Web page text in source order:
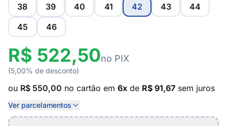
38 39 40 41 42 43
44
45
46
R$ 522,50no PIX
(5,00% de desconto)
ou R$ 550,00 no cartão em 6x de R$ 91,67 sem juros
Ver parcelamentos